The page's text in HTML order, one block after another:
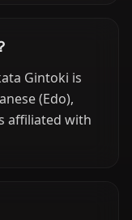
Gintoki is
(Edo),
affiliated with